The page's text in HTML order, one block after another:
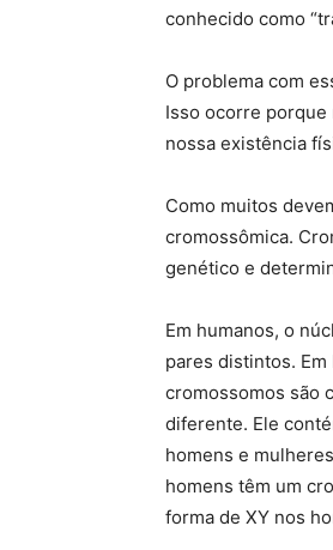
conhecido como
O problema com
Isso ocorre porque
nossa existência
Como muitos
cromossômica.
genético e
Em humanos, o
pares distintos.
cromossomos são
diferente. Ele
homens e
homens têm um
forma de XY nos